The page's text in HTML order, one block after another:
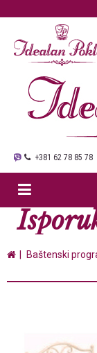
+381 62 78 85 78
Baštenski